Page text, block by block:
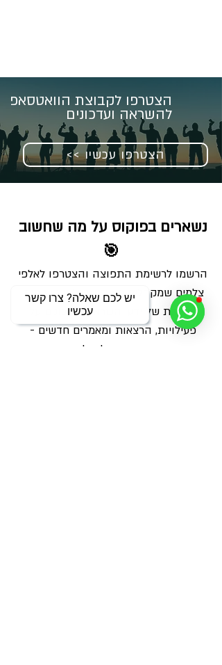
יש לכם שאלה? צרו קשר
עכשיו
הצטרפו לקבוצת הוואטסאפ
להשראה ועדכונים
<< הצטרפו עכשיו
🎯
פעילויות, הרצאות ומאמרים חדשים -
ישירות למייל